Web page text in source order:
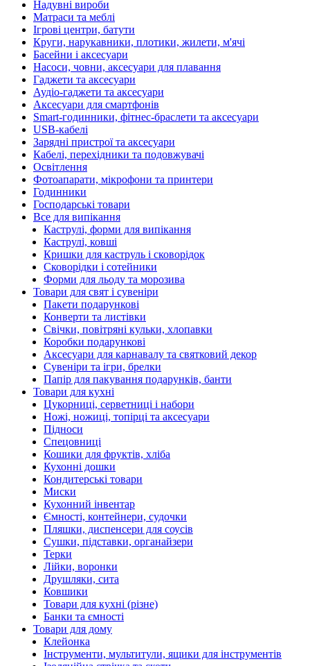
Надувні вироби
Матраси та меблі
Ігрові центри, батути
Круги, нарукавники, плотики, жилети, м'ячі
Басейни і аксесуари
Насоси, човни, аксесуари для плавання
Гаджети та аксесуари
Аудіо-гаджети та аксесуари
Аксесуари для смартфонів
Smart-годинники, фітнес-браслети та аксесуари
USB-кабелі
Зарядні пристрої та аксесуари
Кабелі, перехідники та подовжувачі
Освітлення
Фотоапарати, мікрофони та принтери
Годинники
Господарські товари
Все для випікання
Каструлі, форми для випікання
Каструлі, ковші
Кришки для каструль і сковорідок
Сковорідки і сотейники
Форми для льоду та морозива
Товари для свят і сувеніри
Пакети подарункові
Конверти та листівки
Свічки, повітряні кульки, хлопавки
Коробки подарункові
Аксесуари для карнавалу та святковий декор
Сувеніри та ігри, брелки
Папір для пакування подарунків, банти
Товари для кухні
Цукорниці, серветниці і набори
Ножі, ножиці, топірці та аксесуари
Підноси
Спецовниці
Кошики для фруктів, хліба
Кухонні дошки
Кондитерські товари
Миски
Кухонний інвентар
Ємності, контейнери, судочки
Пляшки, диспенсери для соусів
Сушки, підставки, органайзери
Терки
Лійки, воронки
Друшляки, сита
Ковшики
Товари для кухні (різне)
Банки та ємності
Товари для дому
Клейонка
Інструменти, мультитули, ящики для інструментів